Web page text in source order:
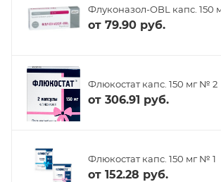
Флуконазол-OBL капс. 150
от 79.90 руб.
Флюкостат капс. 150 мг № 2
от 306.91 руб.
Флюкостат капс. 150 мг № 1
от 152.28 руб.